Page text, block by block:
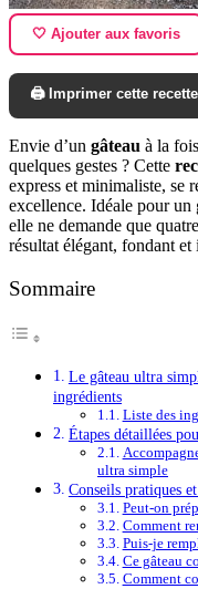
🤍 Ajouter aux favoris
🖨️ Imprimer cette recette
Envie d’un gâteau à la
quelques gestes ? Cette
express et minimaliste, se
excellence. Idéale pour
elle ne demande que quatre
résultat élégant, fondant
Sommaire
Le gâteau ultra
ingrédients
Liste des
Étapes détaillées
ultra simple
Conseils pratiques
Peut-on
Comment
Puis-je
Ce gâteau
Comment